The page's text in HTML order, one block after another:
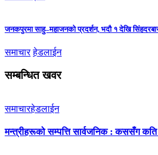
जनकपुरमा साहु–महाजनको प्रदर्शन, भदौ १ देखि
समाचार हेडलाईन
सम्बन्धित खवर
समाचारहेडलाईन
मन्त्रीहरूको सम्पत्ति सार्वजनिक : कससँग